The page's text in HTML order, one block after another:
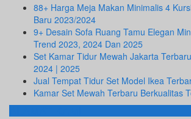
88+ Harga Meja Makan Minimalis 4
Baru 2023/2024
9+ Desain Sofa Ruang Tamu Elegan
Trend 2023, 2024 Dan 2025
Set Kamar Tidur Mewah Jakarta
2024 | 2025
Jual Tempat Tidur Set Model Ikea
Kamar Set Mewah Terbaru Berkualitas
ALAMAT KAMI